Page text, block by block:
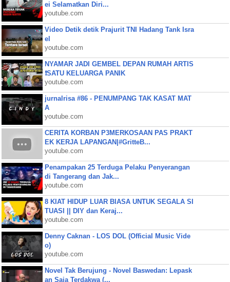
ei Selamatkan Diri...
youtube.com
Video Detik detik Prajurit TNI Hadang Tank Isra
el
youtube.com
NYAMAR JADI GEMBEL DEPAN RUMAH ARTIS
❗SATU KELUARGA PANIK
youtube.com
jurnalrisa #86 - PENUMPANG TAK KASAT MAT
A
youtube.com
CERITA KORBAN P3MERKOSAAN PAS PRAKT
EK KERJA LAPANGAN|#GritteB...
youtube.com
Penampakan 25 Terduga Pelaku Penyerangan
di Tangerang dan Jak...
youtube.com
8 KIAT HIDUP LUAR BIASA UNTUK SEGALA SI
TUASI || DIY dan Keraj...
youtube.com
Denny Caknan - LOS DOL (Official Music Vide
o)
youtube.com
Novel Tak Berujung - Novel Baswedan: Lepask
an Saja Terdakwa (...